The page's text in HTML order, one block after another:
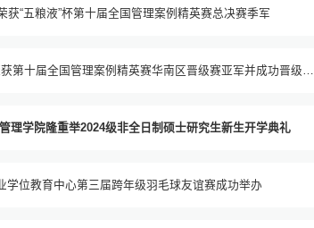
“五粮液”杯第十届全国管理案例精英赛总决赛季军
第十届全国管理案例精英赛华南区晋级赛亚军并成功晋级全
理学院隆重举2024级非全日制硕士研究生新生开学典礼
学位教育中心第三届跨年级羽毛球友谊赛成功举办